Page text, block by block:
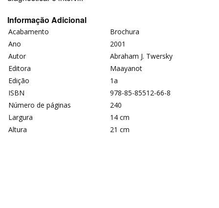
Informação Adicional
Acabamento
Brochura
Ano
2001
Autor
Abraham J. Twersky
Editora
Maayanot
Edição
1a
ISBN
978-85-85512-66-8
Número de páginas
240
Largura
14 cm
Altura
21 cm